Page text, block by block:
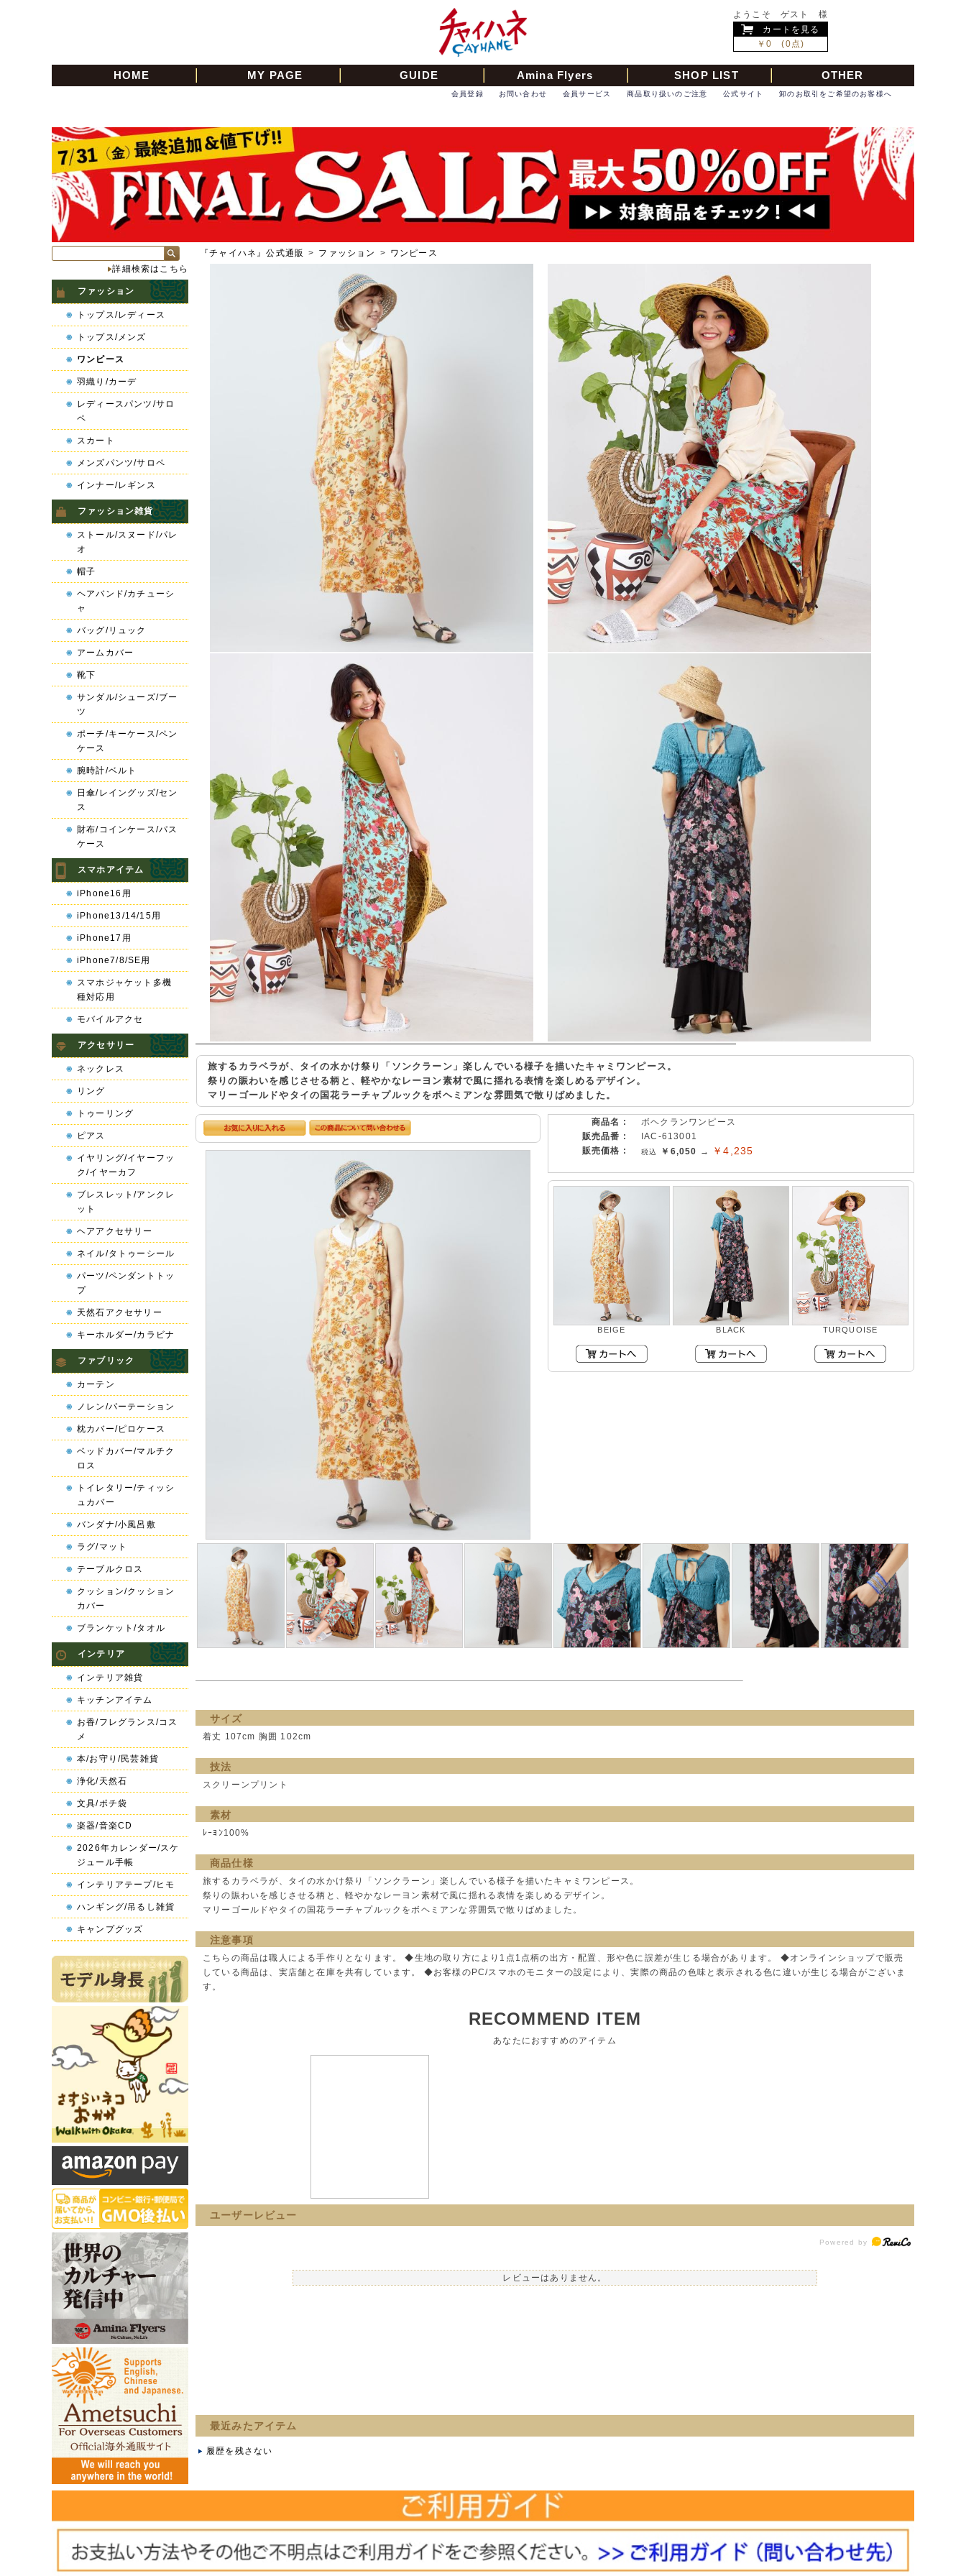
ようこそ ゲスト 様
カートを見る
￥0 (0点)
HOME MY PAGE GUIDE Amina Flyers SHOP LIST OTHER
卸のお取引をご希望のお客様へ
公式サイト
商品取り扱いのご注意
会員サービス
お問い合わせ
会員登録
『チャイハネ』公式通販 > ファッション > ワンピース
旅するカラベラが、タイの水かけ祭り「ソンクラーン」楽しんでいる様子を描いたキャミワンピース。
祭りの賑わいを感じさせる柄と、軽やかなレーヨン素材で風に揺れる表情を楽しめるデザイン。
マリーゴールドやタイの国花ラーチャプルックをボヘミアンな雰囲気で散りばめました。
商品名 :
ボヘクランワンピース
販売品番 :
IAC-613001
販売価格 :
￥6,050 → ￥4,235
BEIGE BLACK TURQUOISE
サイズ
着丈 107cm 胸囲 102cm
技法
スクリーンプリント
素材
ﾚｰﾖﾝ100%
商品仕様
旅するカラベラが、タイの水かけ祭り「ソンクラーン」楽しんでいる様子を描いたキャミワンピース。
祭りの賑わいを感じさせる柄と、軽やかなレーヨン素材で風に揺れる表情を楽しめるデザイン。
マリーゴールドやタイの国花ラーチャプルックをボヘミアンな雰囲気で散りばめました。
注意事項
こちらの商品は職人による手作りとなります。 ◆生地の取り方により1点1点柄の出方・配置、形や色に誤差が生じる場合があります。 ◆オンラインショップで販売
している商品は、実店舗と在庫を共有しています。 ◆お客様のPC/スマホのモニターの設定により、実際の商品の色味と表示される色に違いが生じる場合がございま
す。
RECOMMEND ITEM
あなたにおすすめのアイテム
ユーザーレビュー
レビューはありません。
最近みたアイテム
履歴を残さない
詳細検索はこちら
ファッション
トップス/レディース
トップス/メンズ
ワンピース
羽織り/カーデ
レディースパンツ/サロ
ペ
スカート
メンズパンツ/サロペ
インナー/レギンス
ファッション雑貨
ストール/スヌード/パレ
オ
帽子
ヘアバンド/カチューシ
ャ
バッグ/リュック
アームカバー
靴下
サンダル/シューズ/ブー
ツ
ポーチ/キーケース/ペン
ケース
腕時計/ベルト
日傘/レイングッズ/セン
ス
財布/コインケース/パス
ケース
スマホアイテム
iPhone16用
iPhone13/14/15用
iPhone17用
iPhone7/8/SE用
スマホジャケット多機
種対応用
モバイルアクセ
アクセサリー
ネックレス
リング
トゥーリング
ピアス
イヤリング/イヤーフッ
ク/イヤーカフ
ブレスレット/アンクレ
ット
ヘアアクセサリー
ネイル/タトゥーシール
パーツ/ペンダントトッ
プ
天然石アクセサリー
キーホルダー/カラビナ
ファブリック
カーテン
ノレン/パーテーション
枕カバー/ピロケース
ベッドカバー/マルチク
ロス
トイレタリー/ティッシ
ュカバー
バンダナ/小風呂敷
ラグ/マット
テーブルクロス
クッション/クッション
カバー
ブランケット/タオル
インテリア
インテリア雑貨
キッチンアイテム
お香/フレグランス/コス
メ
本/お守り/民芸雑貨
浄化/天然石
文具/ポチ袋
楽器/音楽CD
2026年カレンダー/スケ
ジュール手帳
インテリアテープ/ヒモ
ハンギング/吊るし雑貨
キャンプグッズ